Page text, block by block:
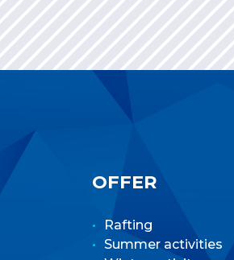
OFFER
Rafting
Summer activities